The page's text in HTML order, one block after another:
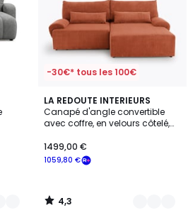
-30€* tous les 100€
LA REDOUTE INTERIEURS
Canapé d'angle convertible
avec coffre, en velours côtelé,
1059,80 €
1499,00 €
4,3
/ 5
7
Couleurs
4,3
/